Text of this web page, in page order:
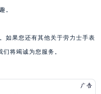
。
如果您还有其他关于劳力士手表
将竭诚为您服务。